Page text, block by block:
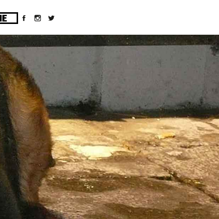
10/d43051023/htdocs/wordpress/wp-